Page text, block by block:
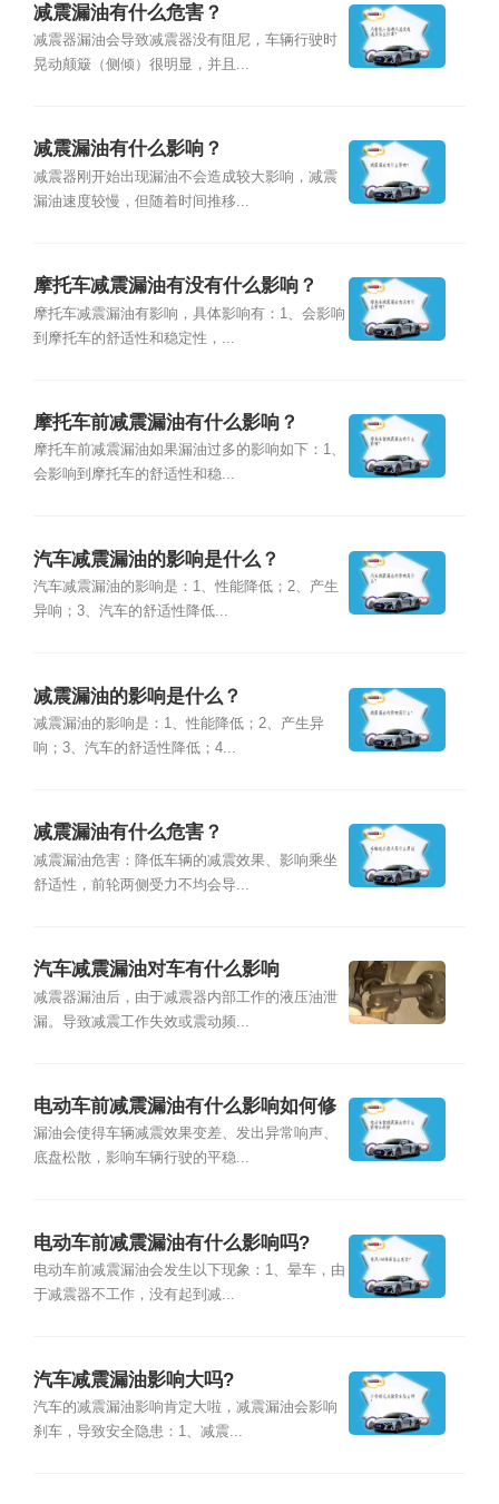
减震漏油有什么危害？
减震器漏油会导致减震器没有阻尼，车辆行驶时
晃动颠簸（侧倾）很明显，并且...
减震漏油有什么影响？
减震器刚开始出现漏油不会造成较大影响，减震
漏油速度较慢，但随着时间推移...
摩托车减震漏油有没有什么影响？
摩托车减震漏油有影响，具体影响有：1、会影响
到摩托车的舒适性和稳定性，...
摩托车前减震漏油有什么影响？
摩托车前减震漏油如果漏油过多的影响如下：1、
会影响到摩托车的舒适性和稳...
汽车减震漏油的影响是什么？
汽车减震漏油的影响是：1、性能降低；2、产生
异响；3、汽车的舒适性降低...
减震漏油的影响是什么？
减震漏油的影响是：1、性能降低；2、产生异
响；3、汽车的舒适性降低；4...
减震漏油有什么危害？
减震漏油危害：降低车辆的减震效果、影响乘坐
舒适性，前轮两侧受力不均会导...
汽车减震漏油对车有什么影响
减震器漏油后，由于减震器内部工作的液压油泄
漏。导致减震工作失效或震动频...
电动车前减震漏油有什么影响如何修
漏油会使得车辆减震效果变差、发出异常响声、
底盘松散，影响车辆行驶的平稳...
电动车前减震漏油有什么影响吗?
电动车前减震漏油会发生以下现象：1、晕车，由
于减震器不工作，没有起到减...
汽车减震漏油影响大吗?
汽车的减震漏油影响肯定大啦，减震漏油会影响
刹车，导致安全隐患：1、减震...